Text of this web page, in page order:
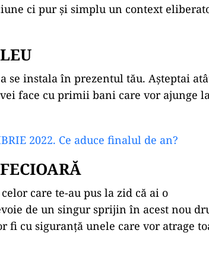
ci pur și simplu un context
se instala în prezentul tău. Așteptai
face cu primii bani care vor ajunge
2022. Ce aduce finalul de an?
care te-au pus la zid că ai o
de un singur sprijin în acest nou
cu siguranță unele care vor atrage